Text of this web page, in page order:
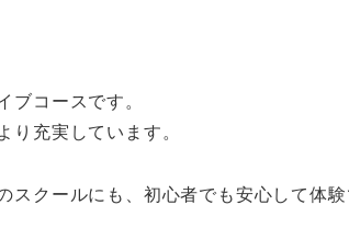
コースです。
充実しています。
スクールにも、初心者でも安心して体